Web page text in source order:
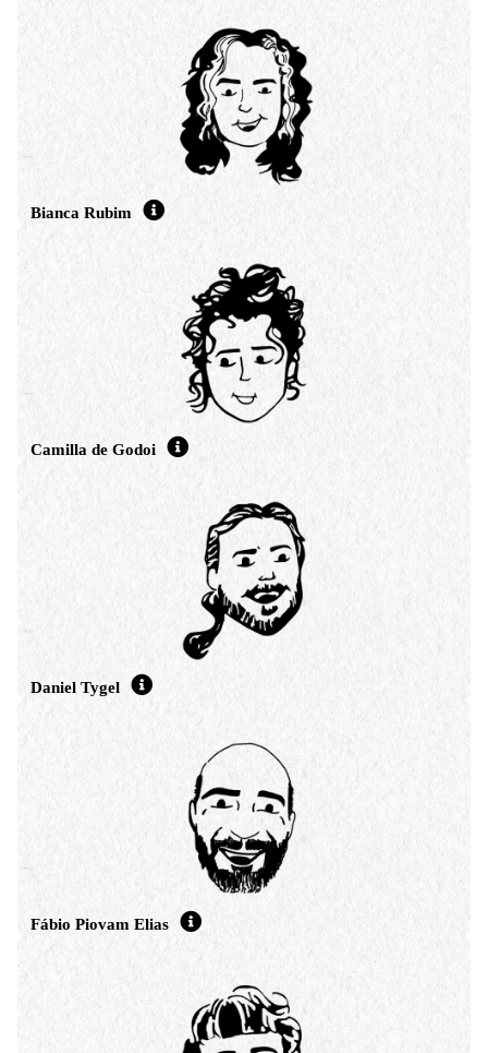
É engenheiro de computação e comunicador popular. Em 2011,
redescobriu o sentido da Engenharia com a fundação da EITA. Em 2016
concluiu seu doutorado em Informática na UFRJ, onde trabalhou com
processos participativos de desenvolvimento de sistemas e a temática
dos dados abertos interligados na perspectiva de uma democracia mais
participativa e transparente. Além do trabalho na Cooperativa EITA,
contribui com a Campanha Permanente Contra os Agrotóxicos e Pela
Vida e a Rede de Engenharia Popular Osvaldo Sevá (Repos).
Bianca Rubim
Ilustradora e designer, é pós-graduada em Experiência do Usuário (UX)
pela UniRitter. Possui vasto portfólio em projetos de Identidade Visual e
sites No-code. Atua desde 2019 na área da Tecnologia, especialmente
com design de interface e usabilidade para aplicativos e sites de e-
commerce (venda online), além de produtos internos (SAAS) para
empresas do setor privado – trabalhos que desenvolve também para a
EITA. Concilia suas funções como designer e empreendedora, sendo
sócio-fundadora de um hotel exclusivo para gatos, que traz um conceito
inovador em Porto Alegre (RS).
Camilla de Godoi
Especialista em Experiência do Usuário (UX), em 2019 foi acolhida pela
EITA para contribuir com novas metodologias de trabalho, levantamento
de requisitos e desenho de interfaces gráficas. Em outros momentos
profissionais, atuou no desenvolvimento de tecnologias para grandes
clientes do mercado corporativo, até encontrar na cooperativa a
perspectiva de um trabalho sustentável e positivo. Em Belo Horizonte,
integra comunidades e iniciativas que buscam o fortalecimento de
mulheres no mercado de tecnologia.
Daniel Tygel
Mestre em física teórica pela Unicamp, enveredou pelos caminhos dos
movimentos de extensão comunitária na universidade e então na
educação ambiental no sul de Minas Gerais, até se envolver com o
movimento de Economia Solidária. Foi secretário executivo do Fórum
Brasileiro de Economia Solidária (FBES) e gerente operativo
(Rede Intercontinental de Promoção da Economia Social
http://ripess.org). Em Caldas, fundou em 2017 a Aliança em
Prol da APA da Pedra Branca, e foi vereador pelo PT entre 2021 e 2024,
tendo sido presidente da Câmara Municipal em 2024.
Fábio Piovam Elias
Programador, desenvolve sistemas desde 2004, formado em web design
pela Universidade Paulista, UNIP.
Trabalhou em diferentes setores do mercado, onde aprimorou
capacidades técnicas, ao mesmo tempo que foi assimilando uma
perspectiva crítica acerca do mundo do trabalho e da realidade onde